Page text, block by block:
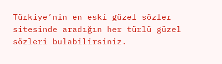
Türkiye’nin en eski güzel sözler
sitesinde aradığın her türlü güzel
sözleri bulabilirsiniz.